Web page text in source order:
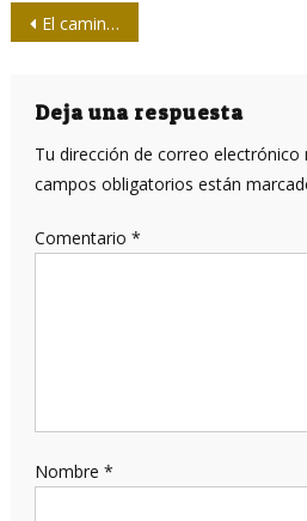
Navegación
entradas
El camino de los jóvenes aspirantes a periodistas (+video)
Deja una respuesta
Tu dirección de correo electrónico
campos obligatorios están
Comentario *
Nombre *